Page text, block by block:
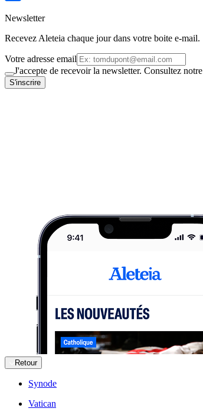
Newsletter
Recevez Aleteia chaque jour dans votre boite e-mail.
Votre adresse email
J'accepte de recevoir la newsletter. Consultez notre
S'inscrire
Retour
Synode
Vatican